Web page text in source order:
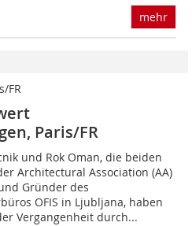
mehr
FR
Paris/FR
und Rok Oman, die beiden
Architectural Association (AA)
Gründer des
OFIS in Ljubljana, haben
Vergangenheit durch...